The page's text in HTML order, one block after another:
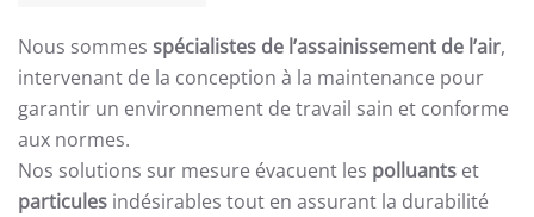
Nous sommes spécialistes de l’assainissement de l’air,
intervenant de la conception à la maintenance pour
garantir un environnement de travail sain et conforme
aux normes.
Nos solutions sur mesure évacuent les polluants et
particules indésirables tout en assurant la durabilité